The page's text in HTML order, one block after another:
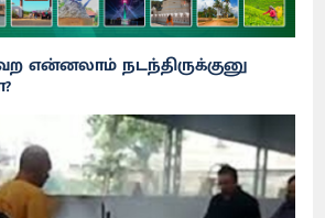
என்னலாம் நடந்திருக்குனு